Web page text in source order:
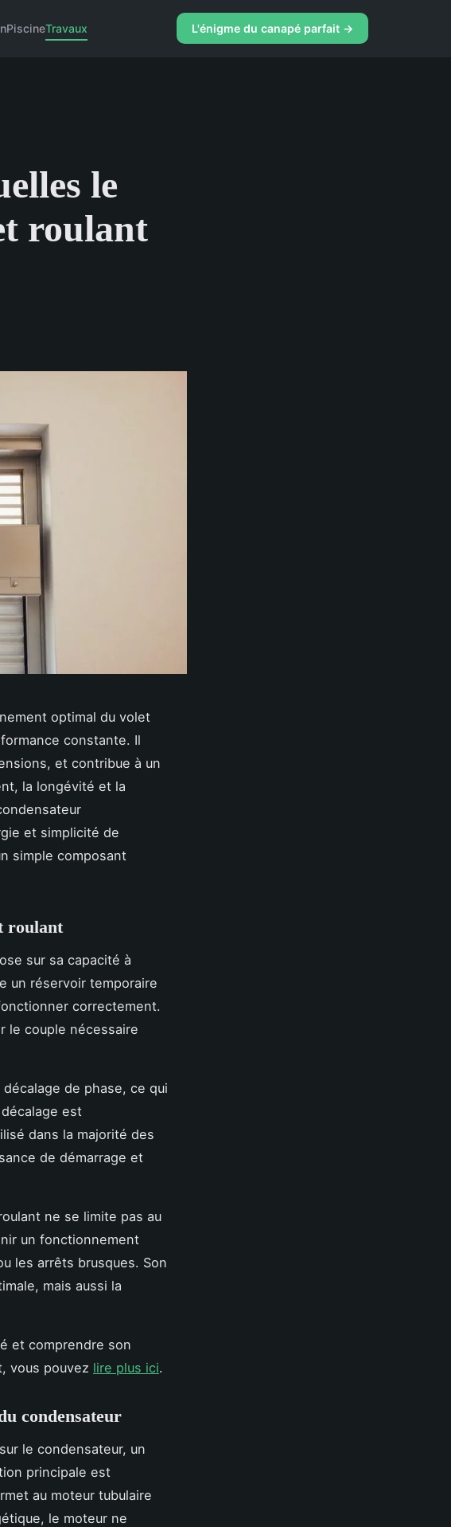
PiscineTravaux L'énigme du canapé parfait →
le
roulant
optimal du volet
constante. Il
et contribue à un
la longévité et la
et simplicité de
simple composant
roulant
sur sa capacité à
un réservoir temporaire
correctement.
le couple nécessaire
de phase, ce qui
est
dans la majorité des
de démarrage et
ne se limite pas au
un fonctionnement
les arrêts brusques. Son
mais aussi la
et comprendre son
vous pouvez lire plus ici.
condensateur
le condensateur, un
principale est
au moteur tubulaire
le moteur ne